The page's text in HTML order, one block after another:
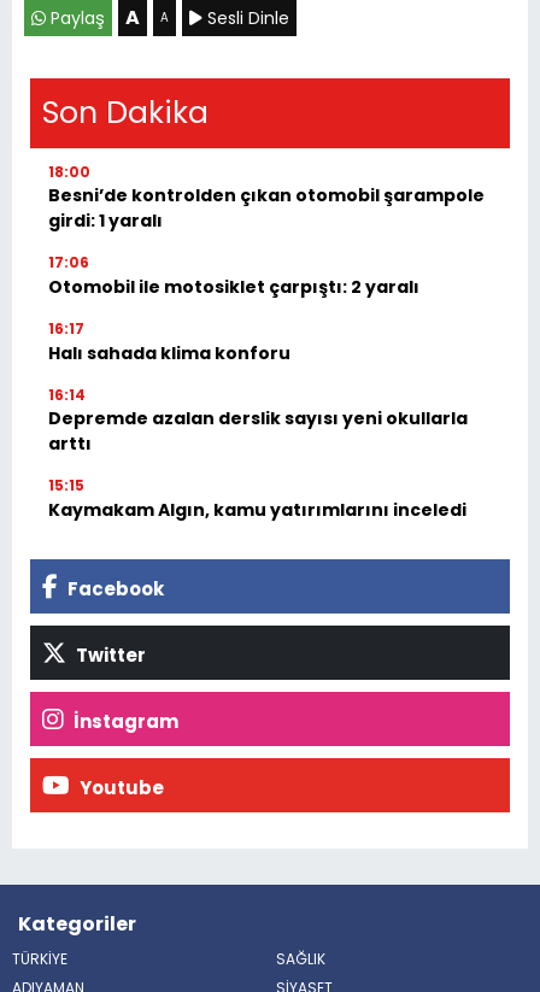
Paylaş
A A Sesli Dinle
Son Dakika
18:00
Besni’de kontrolden çıkan otomobil şarampole
girdi: 1 yaralı
17:06
Otomobil ile motosiklet çarpıştı: 2 yaralı
16:17
Halı sahada klima konforu
16:14
Depremde azalan derslik sayısı yeni okullarla
arttı
15:15
Kaymakam Algın, kamu yatırımlarını inceledi
Facebook
Twitter
İnstagram
Youtube
Kategoriler
TÜRKİYE
SAĞLIK